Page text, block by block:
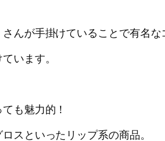
さんが手掛けていることで有名な
います。
も魅力的！
スといったリップ系の商品。